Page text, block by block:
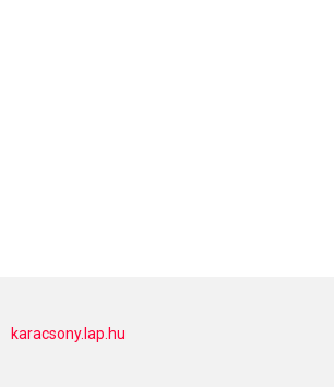
karacsony.lap.hu